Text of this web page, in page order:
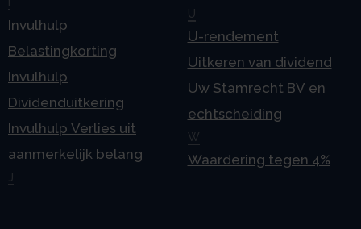
Invulhulp
Belastingkorting
Invulhulp
Dividenduitkering
Invulhulp Verlies uit
aanmerkelijk belang
J
U
U-rendement
Uitkeren van dividend
Uw Stamrecht BV en
echtscheiding
W
Waardering tegen 4%